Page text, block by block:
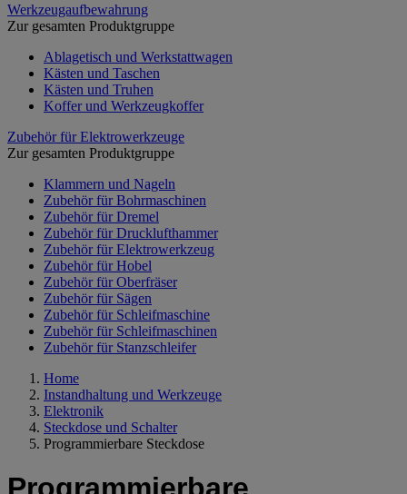
Werkzeugaufbewahrung
Zur gesamten Produktgruppe
Ablagetisch und Werkstattwagen
Kästen und Taschen
Kästen und Truhen
Koffer und Werkzeugkoffer
Zubehör für Elektrowerkzeuge
Zur gesamten Produktgruppe
Klammern und Nageln
Zubehör für Bohrmaschinen
Zubehör für Dremel
Zubehör für Drucklufthammer
Zubehör für Elektrowerkzeug
Zubehör für Hobel
Zubehör für Oberfräser
Zubehör für Sägen
Zubehör für Schleifmaschine
Zubehör für Schleifmaschinen
Zubehör für Stanzschleifer
Home
Instandhaltung und Werkzeuge
Elektronik
Steckdose und Schalter
Programmierbare Steckdose